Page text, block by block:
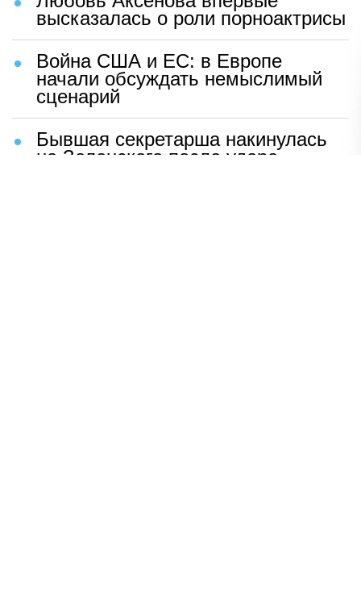
высказалась о роли порноактрисы
Война США и ЕС: в Европе
начали обсуждать немыслимый
сценарий
Бывшая секретарша накинулась
на Зеленского после удара